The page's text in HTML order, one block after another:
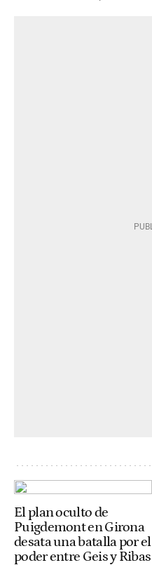
El plan oculto de
Puigdemont en Girona
desata una batalla por el
poder entre Geis y Ribas